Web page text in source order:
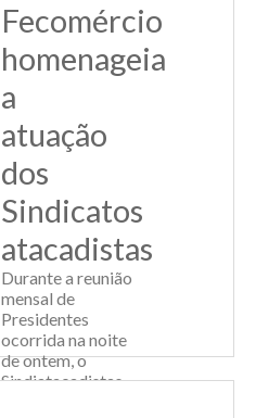
evento ocorreu no
dia de hoje, 23 de
abril, e teve a
tema: “Educação
Alimentar”,
ministrada...
Leia Mais
Fecomércio
homenageia
a
atuação
dos
Sindicatos
atacadistas
Durante a reunião
mensal de
Presidentes
ocorrida na noite
de ontem, o
Sindiatacadistas